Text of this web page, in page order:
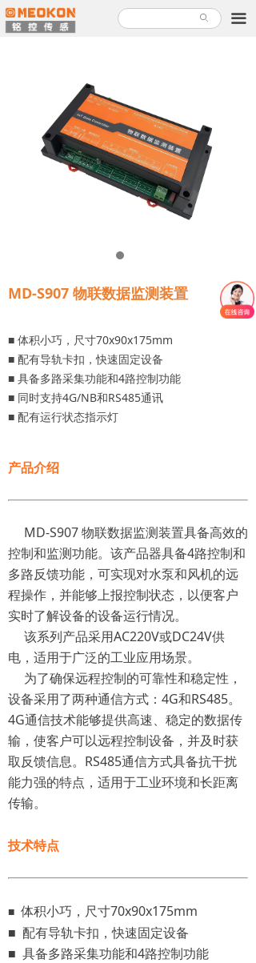
끀
首页
关于铭控
服务支持
产品使用指南
ꄙ
MD-S907 物联数据监测装置
■ 体积小巧，尺寸70x90x175mm
■ 配有导轨卡扣，快速固定设备
■ 具备多路采集功能和4路控制功能
■ 同时支持4G/NB和RS485通讯
■ 配有运行状态指示灯
产品介绍
MD-S907 物联数据监测装置具备高效的
控制和监测功能。该产品器具备4路控制和
多路反馈功能，可实现对水泵和风机的远
程操作，并能够上报控制状态，以便客户
实时了解设备的设备运行情况。
该系列产品采用AC220V或DC24V供
电，适用于广泛的工业应用场景。
为了确保远程控制的可靠性和稳定性，
设备采用了两种通信方式：4G和RS485。
4G通信技术能够提供高速、稳定的数据传
输，使客户可以远程控制设备，并及时获
取反馈信息。RS485通信方式具备抗干扰
能力强的特点，适用于工业环境和长距离
传输。
技术特点
■ 体积小巧，尺寸70x90x175mm
■ 配有导轨卡扣，快速固定设备
■ 具备多路采集功能和4路控制功能